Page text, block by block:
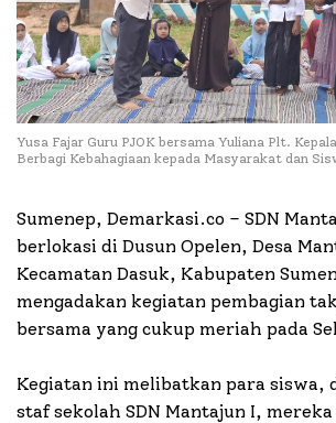
Yusa Fajar Guru PJOK bersama Yuliana Plt.
Berbagi Kebahagiaan kepada Masyarakat dan
Sumenep, Demarkasi.co – SDN
berlokasi di Dusun Opelen, Desa
Kecamatan Dasuk, Kabupaten
mengadakan kegiatan pembagian
bersama yang cukup meriah pada
Kegiatan ini melibatkan para siswa,
staf sekolah SDN Mantajun I,